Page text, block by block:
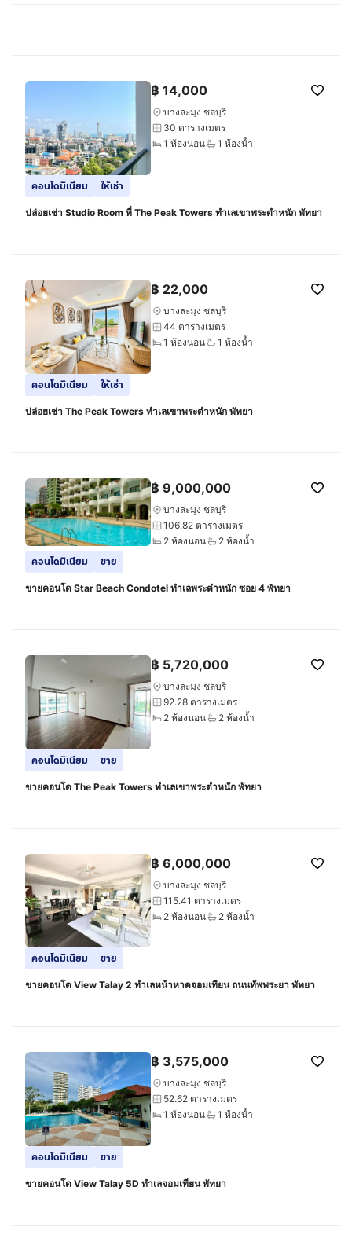
฿ 14,000
บางละมุง ชลบุรี
30 ตารางเมตร
1 ห้องนอน
1 ห้องน้ำ
คอนโดมิเนียม ให้เช่า
ปล่อยเช่า Studio Room ที่ The Peak Towers ทำเลเขาพระตำหนัก พัทยา
฿ 22,000
บางละมุง ชลบุรี
44 ตารางเมตร
1 ห้องนอน
1 ห้องน้ำ
คอนโดมิเนียม ให้เช่า
ปล่อยเช่า The Peak Towers ทำเลเขาพระตำหนัก พัทยา
฿ 9,000,000
บางละมุง ชลบุรี
106.82 ตารางเมตร
2 ห้องนอน
2 ห้องน้ำ
คอนโดมิเนียม ขาย
ขายคอนโด Star Beach Condotel ทำเลพระตำหนัก ซอย 4 พัทยา
฿ 5,720,000
บางละมุง ชลบุรี
92.28 ตารางเมตร
2 ห้องนอน
2 ห้องน้ำ
คอนโดมิเนียม ขาย
ขายคอนโด The Peak Towers ทำเลเขาพระตำหนัก พัทยา
฿ 6,000,000
บางละมุง ชลบุรี
115.41 ตารางเมตร
2 ห้องนอน
2 ห้องน้ำ
คอนโดมิเนียม ขาย
ขายคอนโด View Talay 2 ทำเลหน้าหาดจอมเทียน ถนนทัพพระยา พัทยา
฿ 3,575,000
บางละมุง ชลบุรี
52.62 ตารางเมตร
1 ห้องนอน
1 ห้องน้ำ
คอนโดมิเนียม ขาย
ขายคอนโด View Talay 5D ทำเลจอมเทียน พัทยา